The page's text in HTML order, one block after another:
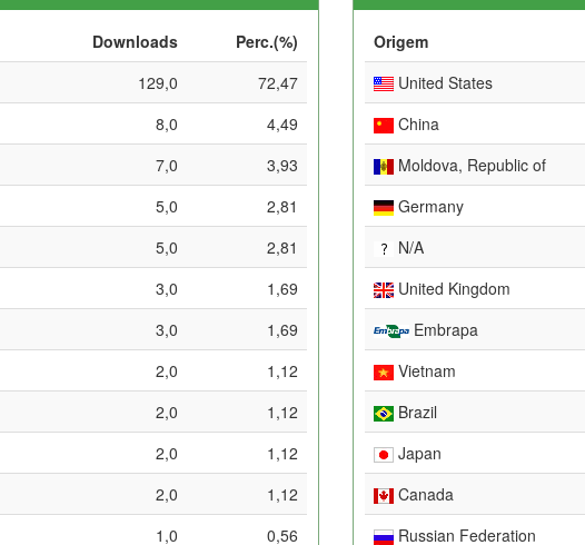
Downloads
Perc.(%)
129,0
72,47
8,0
4,49
7,0
3,93
5,0
2,81
5,0
2,81
3,0
1,69
3,0
1,69
2,0
1,12
2,0
1,12
2,0
1,12
2,0
1,12
1,0 0,56
Origem
United States
China
Moldova, Republic of
Germany
N/A
United Kingdom
Embrapa
Vietnam
Brazil
Japan
Canada
Russian Federation